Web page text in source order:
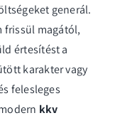
generál.
frissül magától,
értesítést a
karakter vagy
felesleges
kkv